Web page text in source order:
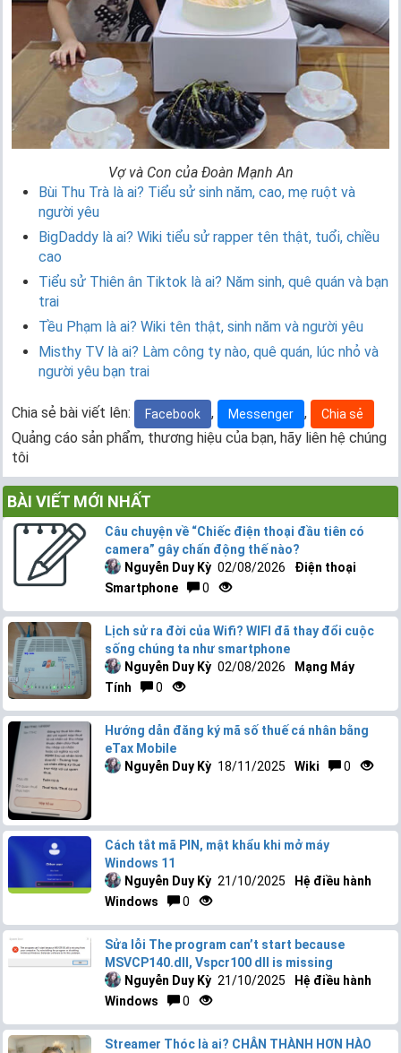
Vợ và Con của Đoàn Mạnh An
Bùi Thu Trà là ai? Tiểu sử sinh năm, cao, mẹ ruột và
người yêu
BigDaddy là ai? Wiki tiểu sử rapper tên thật, tuổi, chiều
cao
Tiểu sử Thiên ân Tiktok là ai? Năm sinh, quê quán và bạn
trai
Tều Phạm là ai? Wiki tên thật, sinh năm và người yêu
Misthy TV là ai? Làm công ty nào, quê quán, lúc nhỏ và
người yêu bạn trai
Chia sẻ bài viết lên: Facebook , Messenger , Chia sẻ
Quảng cáo sản phẩm, thương hiệu của bạn, hãy liên hệ chúng
tôi
BÀI VIẾT MỚI NHẤT
Câu chuyện về “Chiếc điện thoại đầu tiên có
camera” gây chấn động thế nào?
Nguyễn Duy Kỳ 02/08/2026
Điện thoại
Smartphone
0
Lịch sử ra đời của Wifi? WIFI đã thay đổi cuộc
sống chúng ta như smartphone
Nguyễn Duy Kỳ 02/08/2026
Mạng Máy
Tính
0
Hướng dẫn đăng ký mã số thuế cá nhân bằng
eTax Mobile
Nguyễn Duy Kỳ 18/11/2025 Wiki 0
Cách tắt mã PIN, mật khẩu khi mở máy
Windows 11
Nguyễn Duy Kỳ 21/10/2025
Hệ điều hành
Windows
0
Sửa lỗi The program can’t start because
MSVCP140.dll, Vspcr100 dll is missing
Nguyễn Duy Kỳ 21/10/2025
Hệ điều hành
Windows
0
Streamer Thóc là ai? CHÂN THÀNH HƠN HÀO